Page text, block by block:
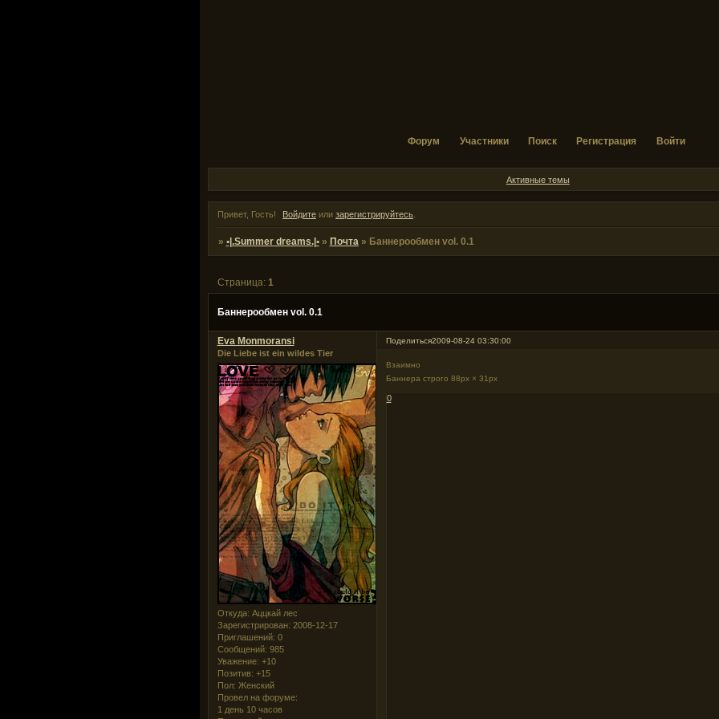
Форум Участники Поиск Регистрация Войти
Активные темы
Привет, Гость! Войдите или зарегистрируйтесь
» •|.Summer dreams.|• » Почта » Баннерообмен vol. 0.1
Баннерообмен vol. 0.1
Страница: 1
Поделиться2009-08-24 03:30:00
Eva Monmoransi
Die Liebe ist ein wildes Tier
Откуда: Аццкай лес
Зарегистрирован: 2008-12-17
Приглашений: 0
Сообщений: 985
Уважение: +10
Позитив: +15
Пол: Женский
Провел на форуме:
1 день 10 часов
Взаимно
Баннера строго 88px × 31px
0